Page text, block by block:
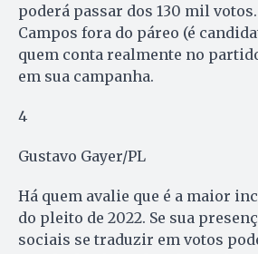
poderá passar dos 130 mil votos.
Campos fora do páreo (é
quem conta realmente no
em sua campanha.
4
Gustavo Gayer/PL
Há quem avalie que é a maior
do pleito de 2022. Se sua
sociais se traduzir em votos